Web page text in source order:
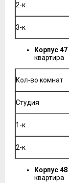
2-к
3-к
Корпус 47
квартира
Кол-во комнат
Студия
1-к
2-к
Корпус 48
квартира